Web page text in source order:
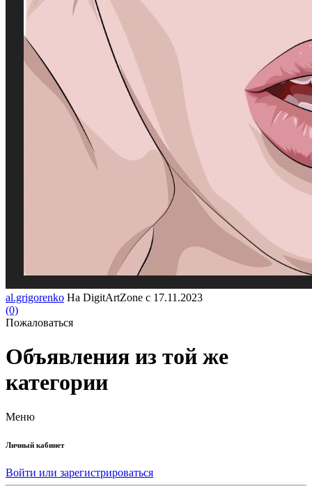
al.grigorenko На DigitArtZone с 17.11.2023
(0)
Пожаловаться
Объявления из той же
категории
Меню
Личный кабинет
Войти или зарегистрироваться